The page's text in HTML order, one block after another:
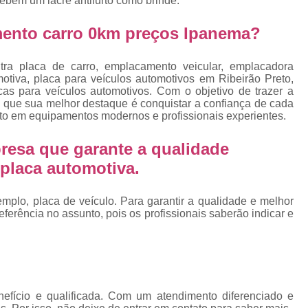
Emplacamento Placa Mercosul
Qual o Valor do Emplacamento da Placa
Emplacar Carro Cravinhos
Emplacar
Emplacar Carros
Emplacar o Carro
Emplacar Veículo
Emplacar
Emplacar Veículos
Empresa de Emplacamento de Moto
carro 0km preços Ipanema?
placa de carro, emplacamento veicular, emplacadora
placa para veículos automotivos em Ribeirão Preto,
para veículos automotivos. Com o objetivo de trazer a
sua melhor destaque é conquistar a confiança de cada
em equipamentos modernos e profissionais experientes.
que garante a qualidade
automotiva.
placa de veículo. Para garantir a qualidade e melhor
no assunto, pois os profissionais saberão indicar e
e qualificada. Com um atendimento diferenciado e